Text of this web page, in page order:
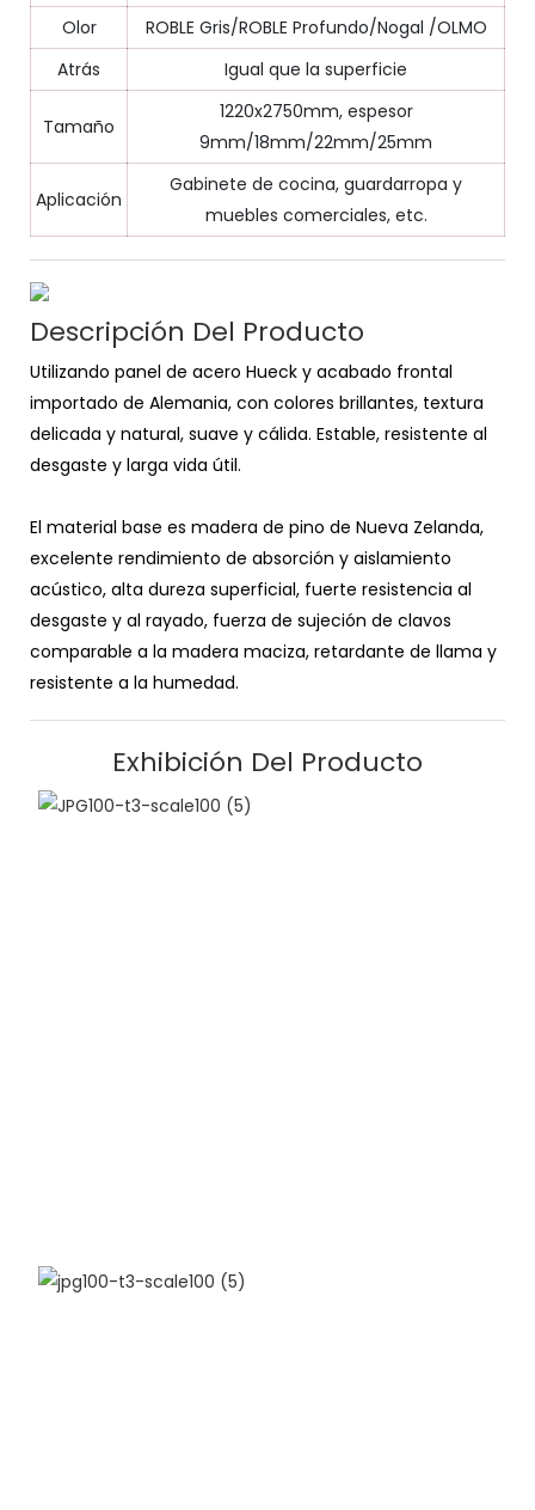
Olor
ROBLE Gris/ROBLE Profundo/Nogal /OLMO
Atrás
Igual que la superficie
Tamaño
1220x2750mm, espesor
9mm/18mm/22mm/25mm
Aplicación
Gabinete de cocina, guardarropa y
muebles comerciales, etc.
Descripción Del Producto
Utilizando panel de acero Hueck y acabado frontal
importado de Alemania, con colores brillantes, textura
delicada y natural, suave y cálida. Estable, resistente al
desgaste y larga vida útil.
El material base es madera de pino de Nueva Zelanda,
excelente rendimiento de absorción y aislamiento
acústico, alta dureza superficial, fuerte resistencia al
desgaste y al rayado, fuerza de sujeción de clavos
comparable a la madera maciza, retardante de llama y
resistente a la humedad.
Exhibición Del Producto